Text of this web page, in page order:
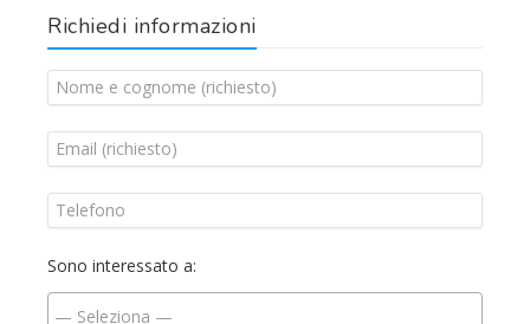
Richiedi informazioni
Sono interessato a: